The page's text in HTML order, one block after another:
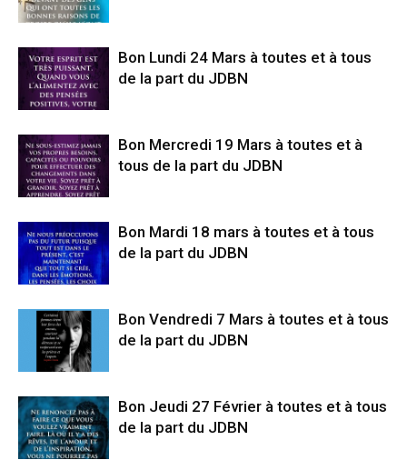
Bon Lundi 24 Mars à toutes et à tous
de la part du JDBN
Bon Mercredi 19 Mars à toutes et à
tous de la part du JDBN
Bon Mardi 18 mars à toutes et à tous
de la part du JDBN
Bon Vendredi 7 Mars à toutes et à tous
de la part du JDBN
Bon Jeudi 27 Février à toutes et à tous
de la part du JDBN